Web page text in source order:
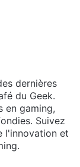
dernières
du Geek.
en gaming,
Suivez
l'innovation et